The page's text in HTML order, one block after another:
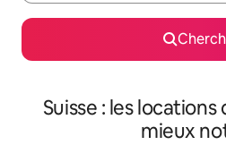
Suisse : les
mieux